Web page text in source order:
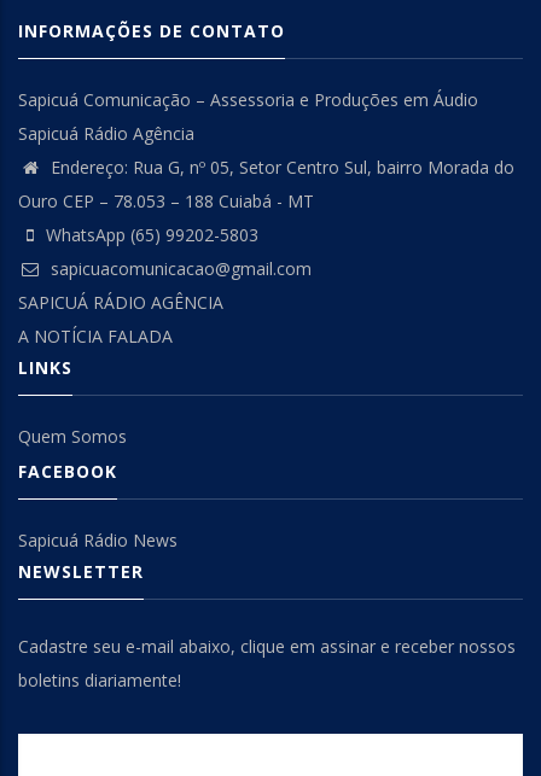
INFORMAÇÕES DE CONTATO
Sapicuá Comunicação – Assessoria e Produções em Áudio
Sapicuá Rádio Agência
Endereço: Rua G, nº 05, Setor Centro Sul, bairro Morada do
Ouro CEP – 78.053 – 188 Cuiabá - MT
WhatsApp (65) 99202-5803
sapicuacomunicacao@gmail.com
SAPICUÁ RÁDIO AGÊNCIA
A NOTÍCIA FALADA
LINKS
Quem Somos
FACEBOOK
Sapicuá Rádio News
NEWSLETTER
Cadastre seu e-mail abaixo, clique em assinar e receber nossos
boletins diariamente!